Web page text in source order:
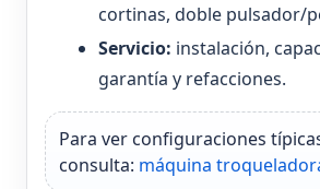
cortinas, doble pulsador/
Servicio: instalación,
garantía y refacciones.
Para ver configuraciones
consulta: máquina